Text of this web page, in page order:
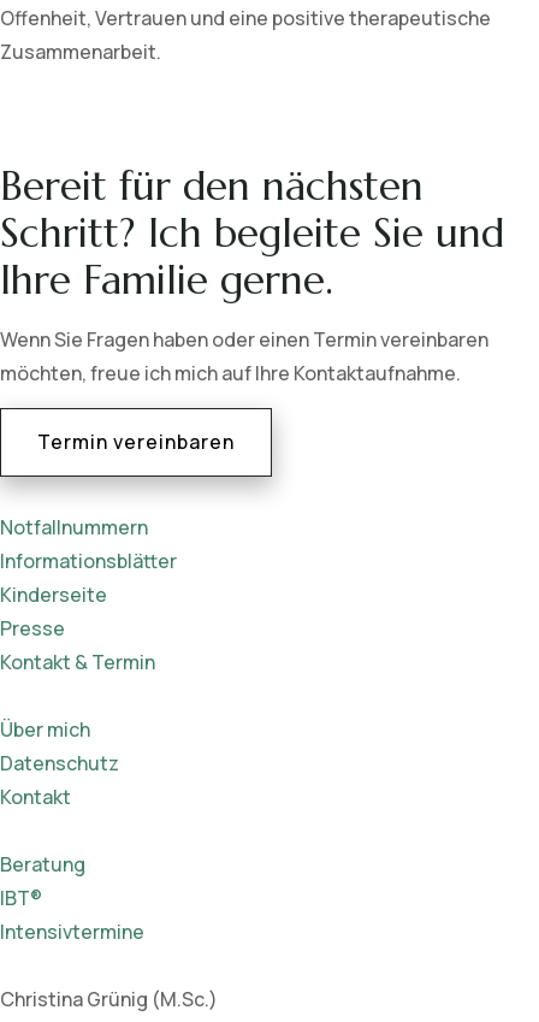
Offenheit, Vertrauen und eine positive therapeutische
Zusammenarbeit.
Bereit für den nächsten
Schritt? Ich begleite Sie und
Ihre Familie gerne.
Wenn Sie Fragen haben oder einen Termin vereinbaren
möchten, freue ich mich auf Ihre Kontaktaufnahme.
Termin vereinbaren
Notfallnummern
Informationsblätter
Kinderseite
Presse
Kontakt & Termin
Über mich
Datenschutz
Kontakt
Beratung
IBT®
Intensivtermine
Christina Grünig (M.Sc.)